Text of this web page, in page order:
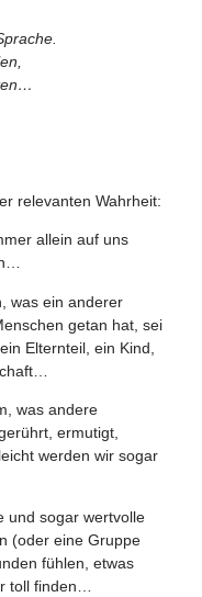
relevanten Wahrheit:
allein auf uns
was ein anderer
getan hat, sei
Elternteil, ein Kind,
was andere
ermutigt,
werden wir sogar
und sogar wertvolle
(oder eine Gruppe
fühlen, etwas
toll finden…